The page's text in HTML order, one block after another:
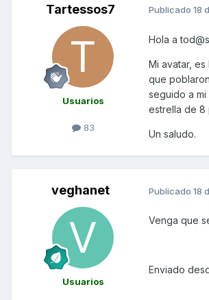
Tartessos7
Usuarios
83
Publicado 18
Hola a
Mi avatar,
que
seguido a
estrella de 8
Un saludo.
veghanet
Usuarios
Publicado 18
Venga que
Enviado